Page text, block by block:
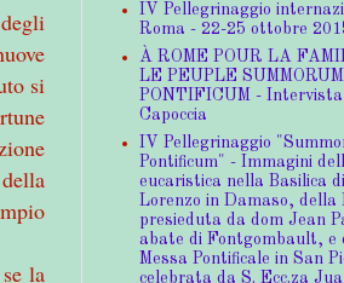
si
la
IV Pellegrinaggio
Roma - 22-25 ottobre
À ROME POUR LA
LE PEUPLE SUMMORUM
PONTIFICUM - Intervista
Capoccia
IV Pellegrinaggio
Pontificum" - Immagini
eucaristica nella Basilica
Lorenzo in Damaso, della
presieduta da dom Jean
abate di Fontgombault, e
Messa Pontificale in San
celebrata da S. Ecc.za